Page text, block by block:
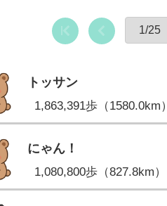
トッサン
1,863,391歩（1580.0km）
にゃん！
1,080,800歩（827.8km）